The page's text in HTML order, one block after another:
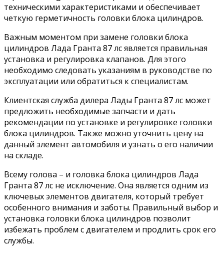
техническими характеристиками и обеспечивает
четкую герметичность головки блока цилиндров.
Важным моментом при замене головки блока
цилиндров Лада Гранта 87 лс является правильная
установка и регулировка клапанов. Для этого
необходимо следовать указаниям в руководстве по
эксплуатации или обратиться к специалистам.
Клиентская служба дилера Лады Гранта 87 лс может
предложить необходимые запчасти и дать
рекомендации по установке и регулировке головки
блока цилиндров. Также можно уточнить цену на
данный элемент автомобиля и узнать о его наличии
на складе.
Всему голова – и головка блока цилиндров Лада
Гранта 87 лс не исключение. Она является одним из
ключевых элементов двигателя, который требует
особенного внимания и заботы. Правильный выбор и
установка головки блока цилиндров позволит
избежать проблем с двигателем и продлить срок его
службы.